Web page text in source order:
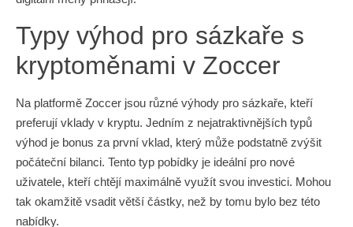
Typy výhod pro sázkaře s
kryptoměnami v Zoccer
Na platformě Zoccer jsou různé výhody pro sázkaře, kteří
preferují vklady v kryptu. Jedním z nejatraktivnějších typů
výhod je bonus za první vklad, který může podstatně zvýšit
počáteční bilanci. Tento typ pobídky je ideální pro nové
uživatele, kteří chtějí maximálně využít svou investici. Mohou
tak okamžitě vsadit větší částky, než by tomu bylo bez této
nabídky.